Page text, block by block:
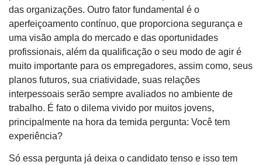
das organizações. Outro fator fundamental é o
aperfeiçoamento contínuo, que proporciona segurança e
uma visão ampla do mercado e das oportunidades
profissionais, além da qualificação o seu modo de agir é
muito importante para os empregadores, assim como, seus
planos futuros, sua criatividade, suas relações
interpessoais serão sempre avaliados no ambiente de
trabalho. É fato o dilema vivido por muitos jovens,
principalmente na hora da temida pergunta: Você tem
experiência?
Só essa pergunta já deixa o candidato tenso e isso tem